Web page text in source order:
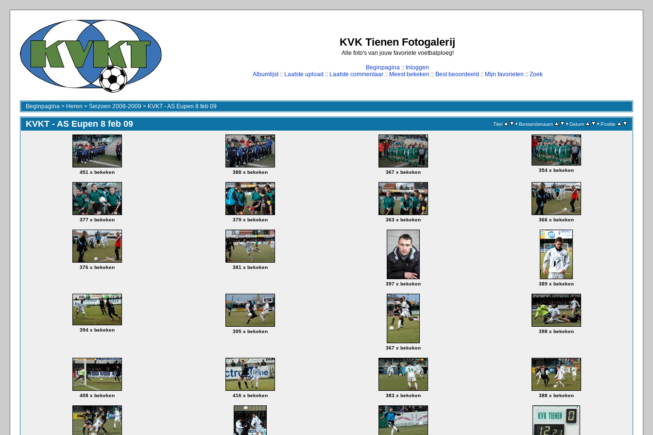
KVK Tienen Fotogalerij
Alle foto's van jouw favoriete voetbalploeg!
Beginpagina :: Inloggen
Albumlijst:: Laatste upload :: Laatste commentaar:: Meest bekeken :: Best beoordeeld :: Mijn favorieten :: Zoek
Beginpagina > Heren > Seizoen 2008-2009 > KVKT - AS Eupen 8 feb 09
KVKT - AS Eupen 8 feb 09 Titel • Bestandsnaam • Datum • Positie
451 x bekeken 388 x bekeken 367 x bekeken 354 x bekeken
377 x bekeken 379 x bekeken 363 x bekeken 366 x bekeken
376 x bekeken 381 x bekeken
397 x bekeken 389 x bekeken
394 x bekeken 395 x bekeken
367 x bekeken
398 x bekeken
408 x bekeken 416 x bekeken 383 x bekeken 388 x bekeken